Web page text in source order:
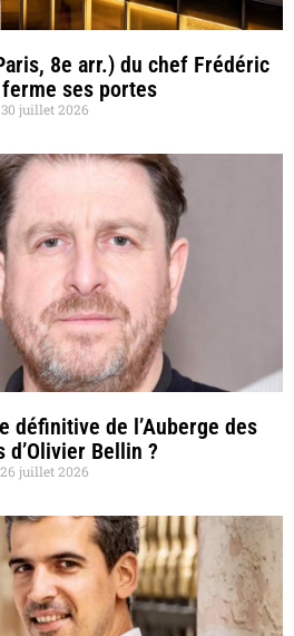
8e arr.) du chef Frédéric
ses portes
30 juillet 2026
définitive de l’Auberge des
d’Olivier Bellin ?
26 juillet 2026